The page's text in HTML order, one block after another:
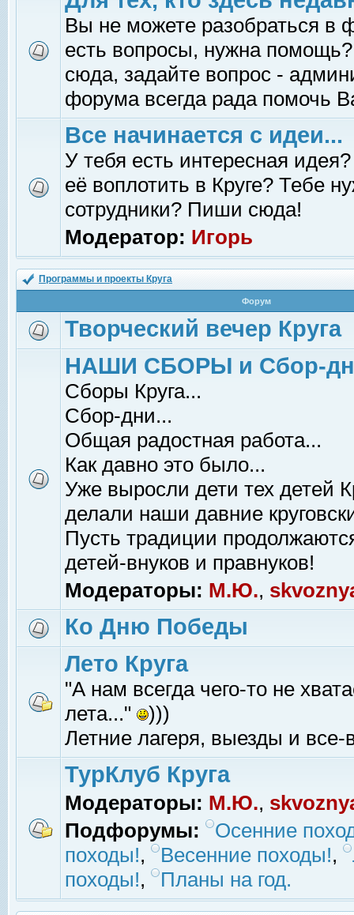
Вы не можете разобраться в
есть вопросы, нужна помощь?
сюда, задайте вопрос -
форума всегда рада помочь
Все начинается с идеи...
У тебя есть интересная
её воплотить в Круге? Тебе
сотрудники? Пиши сюда!
Модератор: Игорь
Программы и проекты Круга
Форум
Творческий вечер Круга
НАШИ СБОРЫ и Сбор-
Сборы Круга...
Сбор-дни...
Общая радостная работа...
Как давно это было...
Уже выросли дети тех детей
делали наши давние
Пусть традиции
детей-внуков и правнуков!
Модераторы: М.Ю.,
Ко Дню Победы
Лето Круга
"А нам всегда чего-то не
лета..."
)))
Летние лагеря, выезды и все-
ТурКлуб Круга
Модераторы: М.Ю.,
Подфорумы:
Осенние
походы!, Весенние походы!,
походы!, Планы на год.